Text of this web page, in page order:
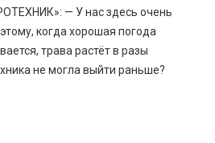
— У нас здесь очень
когда хорошая погода
трава растёт в разы
не могла выйти раньше?